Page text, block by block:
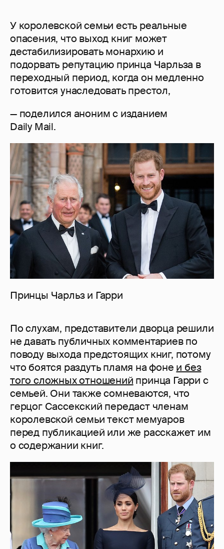
У королевской семьи есть реальные
опасения, что выход книг может
дестабилизировать монархию и
подорвать репутацию принца Чарльза в
переходный период, когда он медленно
готовится унаследовать престол,
— поделился аноним с изданием
Daily Mail.
Принцы Чарльз и Гарри
По слухам, представители дворца решили
не давать публичных комментариев по
поводу выхода предстоящих книг, потому
что боятся раздуть пламя на фоне и без
того сложных отношений принца Гарри с
семьей. Они также сомневаются, что
герцог Сассекский передаст членам
королевской семьи текст мемуаров
перед публикацией или же расскажет им
о содержании книг.